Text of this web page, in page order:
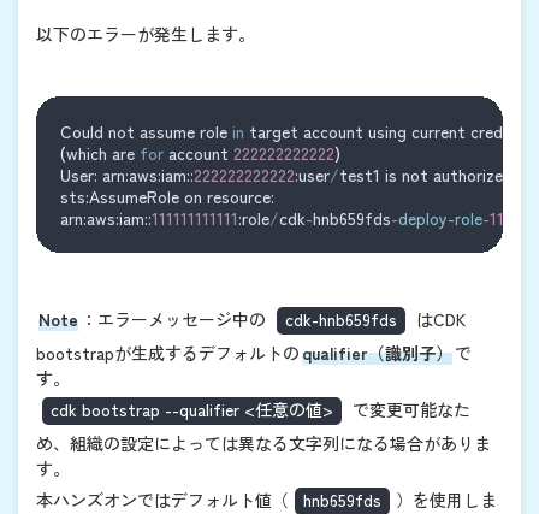
以下のエラーが発生します。
Could not assume role in target account using current
(which are for account 222222222222)
User: arn:aws:iam::222222222222:user/test1 is not authorized
sts:AssumeRole on resource:
arn:aws:iam::111111111111:role/cdk-hnb659fds-deploy-role-
Note ：エラーメッセージ中の cdk-hnb659fds
はCDK
bootstrapが生成するデフォルトのqualifier（識別子）で
す。
cdk bootstrap --qualifier <任意の値>
で変更可能なた
め、組織の設定によっては異なる文字列になる場合がありま
す。
本ハンズオンではデフォルト値（
hnb659fds
）を使用しま